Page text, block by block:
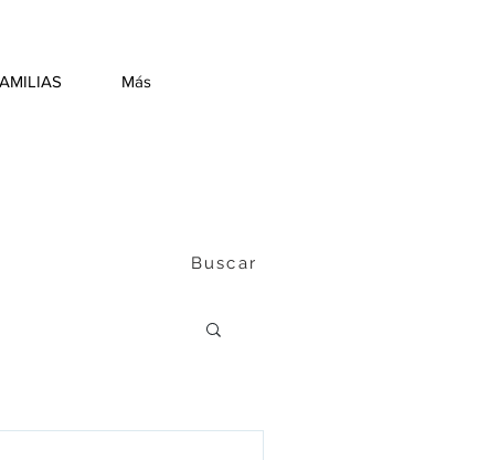
Más
Buscar